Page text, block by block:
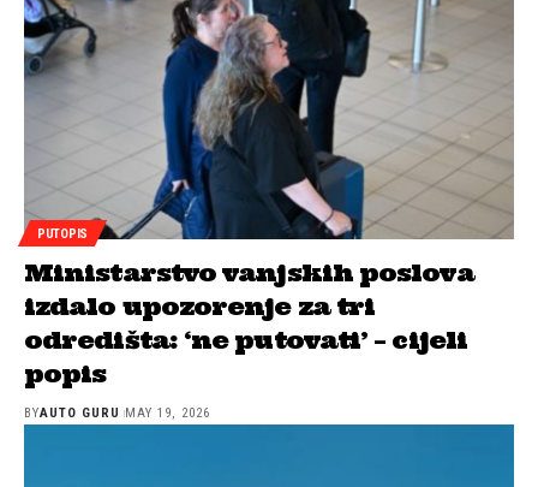
PUTOPIS
Ministarstvo vanjskih poslova
izdalo upozorenje za tri
odredišta: ‘ne putovati’ – cijeli
popis
BYAUTO GURU MAY 19, 2026